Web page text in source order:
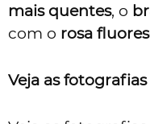
mais quentes, o
com o rosa
Veja as